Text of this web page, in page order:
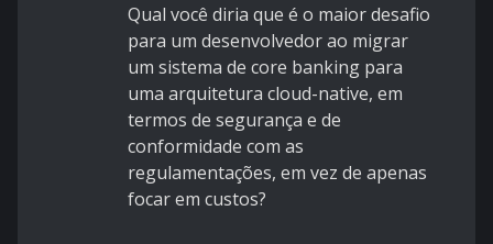
Qual você diria que é o maior desafio
para um desenvolvedor ao migrar
um sistema de core banking para
uma arquitetura cloud-native, em
termos de segurança e de
conformidade com as
regulamentações, em vez de apenas
focar em custos?